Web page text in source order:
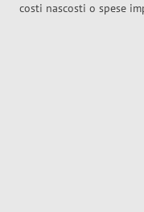
costi nascosti o spese